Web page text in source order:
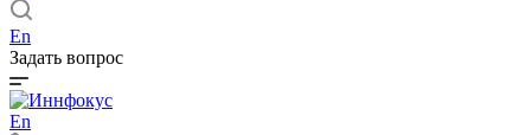
En
Задать вопрос
En